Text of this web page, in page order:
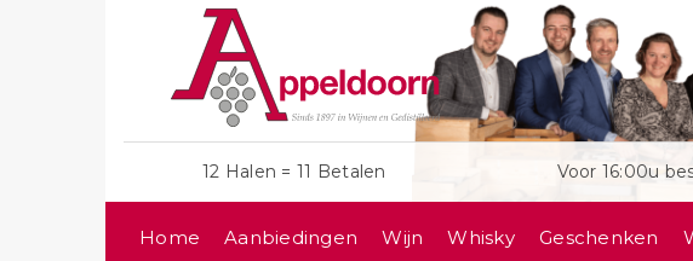
12 Halen = 11 Betalen Voor 16:00u
Home Aanbiedingen Wijn Whisky Geschenken